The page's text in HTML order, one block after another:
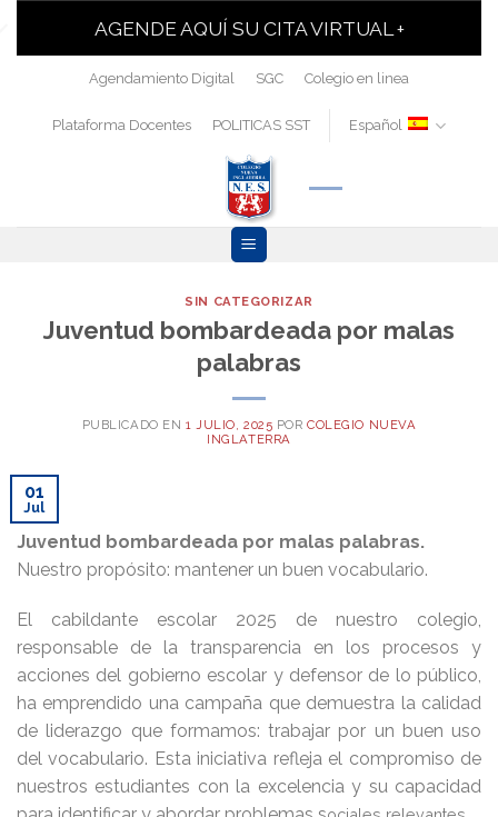
AGENDE AQUÍ SU CITA VIRTUAL +
Agendamiento Digital SGC Colegio en linea
Plataforma Docentes POLITICAS SST Español
SIN CATEGORIZAR
Juventud bombardeada por malas
palabras
PUBLICADO EN 1 JULIO, 2025 PORCOLEGIO NUEVA
INGLATERRA
01
Jul
Juventud bombardeada por malas palabras.
Nuestro propósito: mantener un buen vocabulario.
El cabildante escolar 2025 de nuestro colegio,
responsable de la transparencia en los procesos y
acciones del gobierno escolar y defensor de lo público,
ha emprendido una campaña que demuestra la calidad
de liderazgo que formamos: trabajar por un buen uso
del vocabulario. Esta iniciativa refleja el compromiso de
nuestros estudiantes con la excelencia y su capacidad